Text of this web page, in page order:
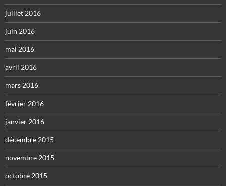
juillet 2016
juin 2016
mai 2016
avril 2016
mars 2016
février 2016
janvier 2016
décembre 2015
novembre 2015
octobre 2015